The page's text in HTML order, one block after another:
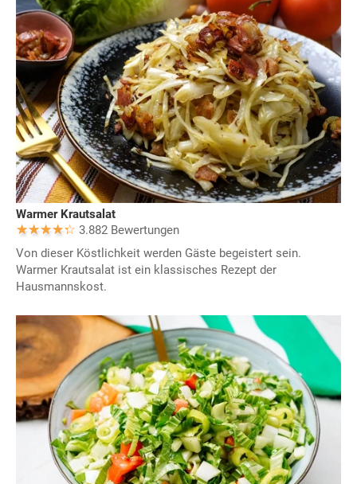
Warmer Krautsalat
3.882 Bewertungen
Von dieser Köstlichkeit werden Gäste begeistert sein.
Warmer Krautsalat ist ein klassisches Rezept der
Hausmannskost.